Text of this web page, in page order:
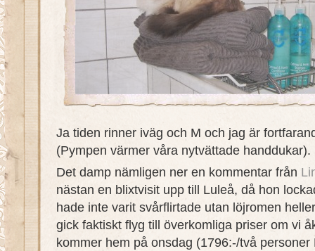
Ja tiden rinner iväg och M och jag är
(Pympen värmer våra nytvättade
Det damp nämligen ner en kommentar från
nästan en blixtvisit upp till Luleå, då hon
hade inte varit svårflirtade utan löjromen
gick faktiskt flyg till överkomliga priser om vi
kommer hem på onsdag (1796:-/två